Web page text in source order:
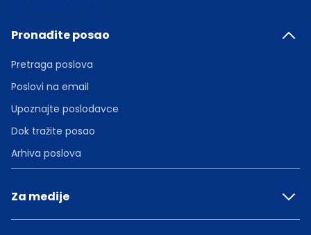
Pronađite posao
Pretraga poslova
Poslovi na email
Upoznajte poslodavce
Dok tražite posao
Arhiva poslova
Za medije